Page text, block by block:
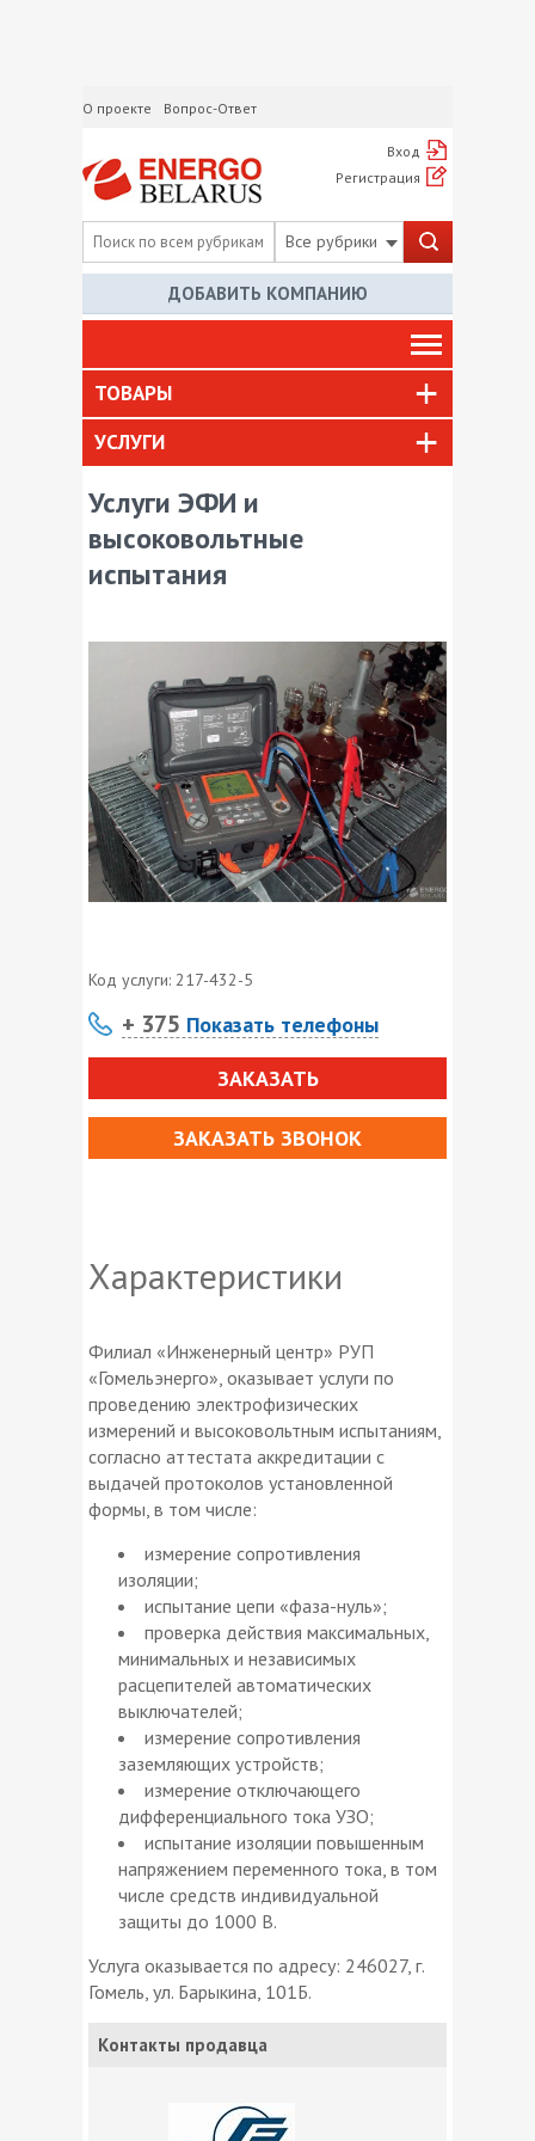
О проекте Вопрос-Ответ
Вход
Регистрация
Все рубрики
ДОБАВИТЬ КОМПАНИЮ
ТОВАРЫ
УСЛУГИ
Услуги ЭФИ и
высоковольтные
испытания
Код услуги: 217-432-5
+ 375 Показать телефоны
ЗАКАЗАТЬ
ЗАКАЗАТЬ ЗВОНОК
Характеристики
Филиал «Инженерный центр» РУП
«Гомельэнерго», оказывает услуги по
проведению электрофизических
измерений и высоковольтным испытаниям,
согласно аттестата аккредитации с
выдачей протоколов установленной
формы, в том числе:
измерение сопротивления
изоляции;
испытание цепи «фаза-нуль»;
проверка действия максимальных,
минимальных и независимых
расцепителей автоматических
выключателей;
измерение сопротивления
заземляющих устройств;
измерение отключающего
дифференциального тока УЗО;
испытание изоляции повышенным
напряжением переменного тока, в том
числе средств индивидуальной
защиты до 1000 В.
Услуга оказывается по адресу: 246027, г.
Гомель, ул. Барыкина, 101Б.
Контакты продавца